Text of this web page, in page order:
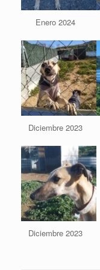
Enero 2024
Diciembre 2023
Diciembre 2023